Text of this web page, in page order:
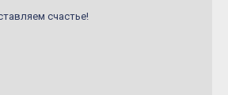
счастье!